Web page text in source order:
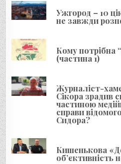
з
а
п
и
с
і
в
Ужгород – 10
не завжди
Кому потрібна
(частина 1)
Журналіст-
Сікора зрадив
частиною
справи
Сидора?
Кишенькова
об’єктивність